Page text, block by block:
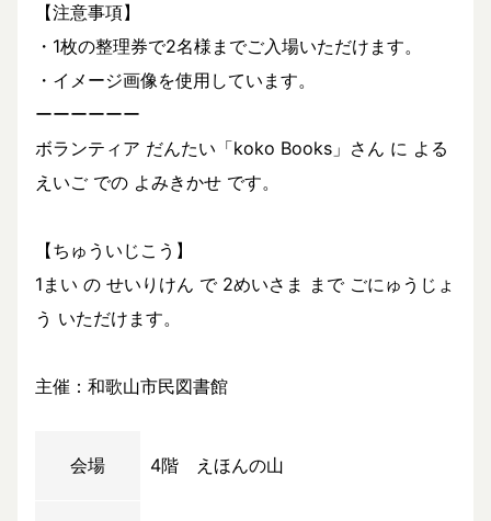
【注意事項】
・1枚の整理券で2名様までご入場いただけます。
・イメージ画像を使用しています。
ーーーーーー
ボランティア だんたい「koko Books」さん に よる
えいご での よみきかせ です。
【ちゅういじこう】
1まい の せいりけん で 2めいさま まで ごにゅうじょ
う いただけます。
主催：和歌山市民図書館
会場 4階 えほんの山